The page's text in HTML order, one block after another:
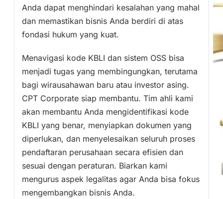
Anda dapat menghindari kesalahan yang mahal
dan memastikan bisnis Anda berdiri di atas
fondasi hukum yang kuat.
Menavigasi kode KBLI dan sistem OSS bisa
menjadi tugas yang membingungkan, terutama
bagi wirausahawan baru atau investor asing.
CPT Corporate siap membantu. Tim ahli kami
akan membantu Anda mengidentifikasi kode
KBLI yang benar, menyiapkan dokumen yang
diperlukan, dan menyelesaikan seluruh proses
pendaftaran perusahaan secara efisien dan
sesuai dengan peraturan. Biarkan kami
mengurus aspek legalitas agar Anda bisa fokus
mengembangkan bisnis Anda.